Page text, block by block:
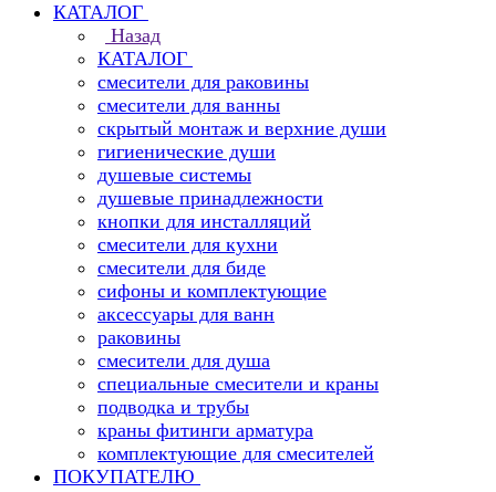
КАТАЛОГ
Назад
КАТАЛОГ
смесители для раковины
смесители для ванны
скрытый монтаж и верхние души
гигиенические души
душевые системы
душевые принадлежности
кнопки для инсталляций
смесители для кухни
смесители для биде
сифоны и комплектующие
аксессуары для ванн
раковины
смесители для душа
специальные смесители и краны
подводка и трубы
краны фитинги арматура
комплектующие для смесителей
ПОКУПАТЕЛЮ